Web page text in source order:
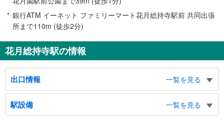
銀行ATM イーネット ファミリーマート花月総持寺駅前 共同出張
所まで110m (徒歩2分)
花月総持寺駅の情報
出口情報
一覧を見る
出口
鶴見花月園公園、東台小学校、岸谷３・４丁目、鶴見１丁目、東寺尾東台、鶴
見大学、鶴見大学附属中学校、鶴見大学附属高等学校、第一京浜、ＪＲ国道
駅設備
一覧を見る